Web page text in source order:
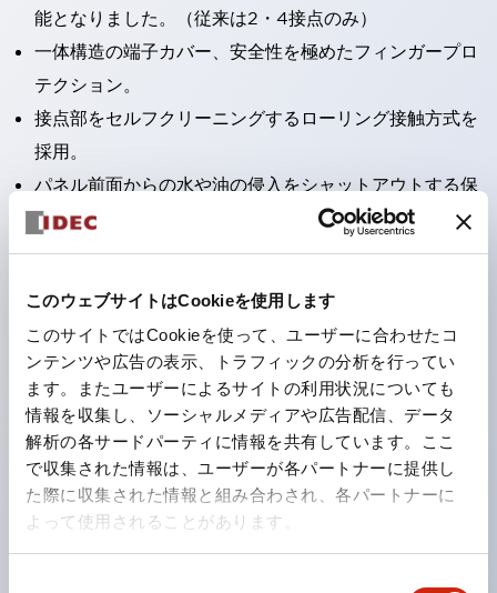
このウェブサイトはCookieを使用します
このサイトではCookieを使って、ユーザーに合わせたコ
ンテンツや広告の表示、トラフィックの分析を行ってい
ます。またユーザーによるサイトの利用状況についても
情報を収集し、ソーシャルメディアや広告配信、データ
解析の各サードパーティに情報を共有しています。ここ
で収集された情報は、ユーザーが各パートナーに提供し
た際に収集された情報と組み合わされ、各パートナーに
よって使用されることがあります。
能となりました。（従来は2・4接点のみ）
一体構造の端子カバー、安全性を極めたフィンガープロ
テクション。
接点部をセルフクリーニングするローリング接触方式を
採用。
パネル前面からの水や油の侵入をシャットアウトする保
護構造：IP65。（ただし2点押ボタンスイッチは
IP40）
チも完備。
ワールドワイドなニーズに対応する各種電圧を完備。
1つで6色の役をこなすLED球（LSRD球）。これまで色
ごとに分かれていたLED球を、1色のLED球で各色を表
現できるようにしました。
カラーユニバーサルデザインに対応。表示灯（角平形）
の点灯/消灯の認識および、点灯時のランプ色の識別が